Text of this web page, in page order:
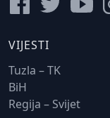
VIJESTI
Tuzla – TK
BiH
Regija – Svijet